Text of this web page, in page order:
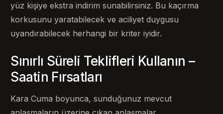
yüz kişiye ekstra indirim sunabilirsiniz. Bu kaçırma
korkusunu yaratabilecek ve aciliyet duygusu
uyandırabilecek herhangi bir kriter iyidir.
Sınırlı Süreli Teklifleri Kullanın –
Saatin Fırsatları
Kara Cuma boyunca, sunduğunuz mevcut